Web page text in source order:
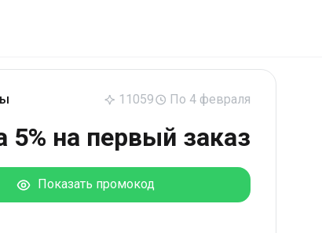
11059 По 4 февраля
5% на первый заказ
Показать промокод